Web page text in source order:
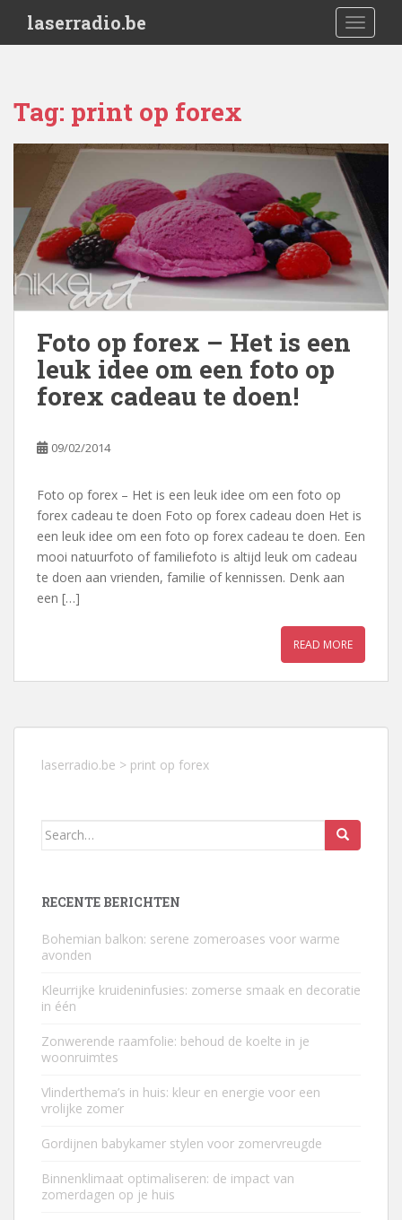
i
laserradio.be
Tag: print op forex
Foto op forex – Het is een
leuk idee om een foto op
forex cadeau te doen!
09/02/2014
Foto op forex – Het is een leuk idee om een foto op
forex cadeau te doen Foto op forex cadeau doen Het is
een leuk idee om een foto op forex cadeau te doen. Een
mooi natuurfoto of familiefoto is altijd leuk om cadeau
te doen aan vrienden, familie of kennissen. Denk aan
een […]
READ MORE
laserradio.be > print op forex
Search
RECENTE BERICHTEN
Bohemian balkon: serene zomeroases voor warme
avonden
Kleurrijke kruideninfusies: zomerse smaak en decoratie
in één
Zonwerende raamfolie: behoud de koelte in je
woonruimtes
Vlinderthema’s in huis: kleur en energie voor een
vrolijke zomer
Gordijnen babykamer stylen voor zomervreugde
Binnenklimaat optimaliseren: de impact van
zomerdagen op je huis